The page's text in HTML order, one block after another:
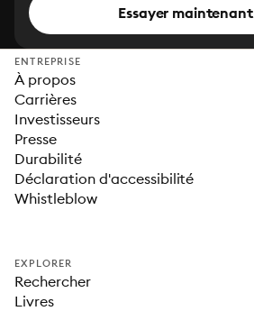
Essayer maintenant
ENTREPRISE
À propos
Carrières
Investisseurs
Presse
Durabilité
Déclaration d'accessibilité
Whistleblow
EXPLORER
Rechercher
Livres